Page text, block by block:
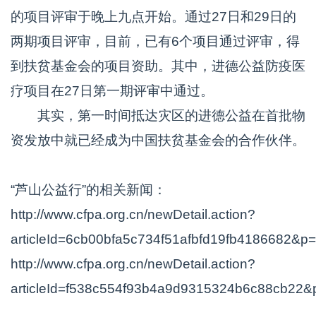
的项目评审于晚上九点开始。通过27日和29日的
两期项目评审，目前，已有6个项目通过评审，得
到扶贫基金会的项目资助。其中，进德公益防疫医
疗项目在27日第一期评审中通过。
其实，第一时间抵达灾区的进德公益在首批物
资发放中就已经成为中国扶贫基金会的合作伙伴。
“芦山公益行”的相关新闻：
http://www.cfpa.org.cn/newDetail.action?
http://www.cfpa.org.cn/newDetail.action?